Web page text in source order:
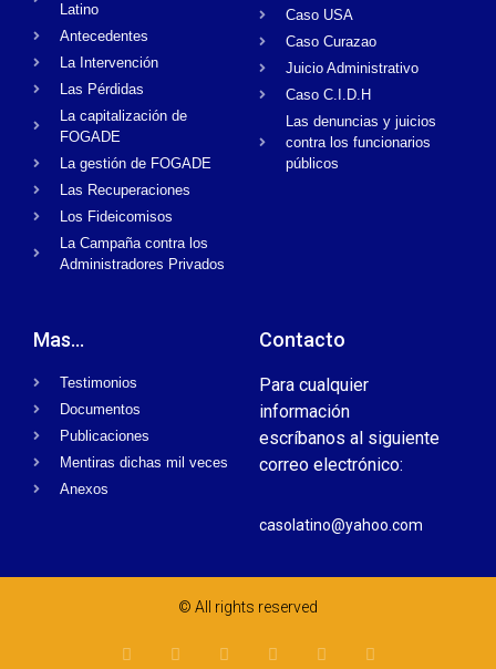
Latino
Antecedentes
La Intervención
Las Pérdidas
La capitalización de
FOGADE
La gestión de FOGADE
Las Recuperaciones
Los Fideicomisos
La Campaña contra los
Administradores Privados
Caso USA
Caso Curazao
Juicio Administrativo
Caso C.I.D.H
Las denuncias y juicios
contra los funcionarios
públicos
Mas...
Testimonios
Documentos
Publicaciones
Mentiras dichas mil veces
Anexos
Contacto
Para cualquier
información
escríbanos al siguiente
correo electrónico:
casolatino@yahoo.com
© All rights reserved